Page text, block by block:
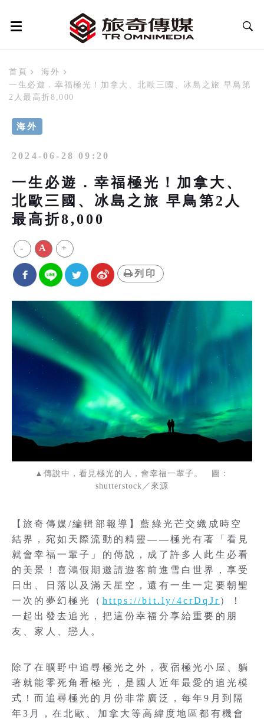
首頁
海外
一生必遊．幸福極光！加拿大、北歐三國、冰島之旅 早鳥第
2人最高折8,000
海外
2024-06-28 09:20
一生必遊．幸福極光！加拿大、
北歐三國、冰島之旅 早鳥第2人
最高折8,000
- A +
列印
▲傳說中，看見極光的人，會幸福一輩子。 圖：
shutterstock／來源
【旅奇傳媒/編輯部報導】藍綠光芒交織成時空
結界，宛如天際流動的精靈——極光有著「看見
就會幸福一輩子」的傳說，成了許多人此生必看
的美景！喜鴻假期邀請遊客前進雪白世界，享受
日出、日落以及滿天星空，還有一生一定要朝聖
一次的夢幻極光（ https://bit.ly/4crDqJr ）！
一起出發去追光，把這份幸福分享給重要的朋
友、家人、戀人。
除了在曠野中追尋極光之外，夜宿極光小屋、躺
著就能零死角看極光，是國人近年最愛的追光模
式！而追尋極光的月份非常廣泛，每年9月到隔
年3月，在北歐、加拿大等高緯度地區都有機會